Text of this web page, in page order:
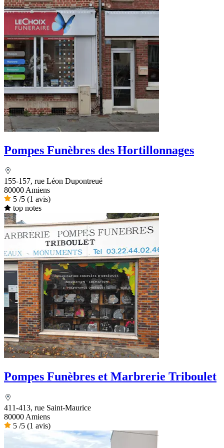
Pompes Funèbres des Hortillonnages
155-157, rue Léon Dupontreué
80000 Amiens
5 /5 (1 avis)
top notes
Pompes Funèbres et Marbrerie Triboulet
411-413, rue Saint-Maurice
80000 Amiens
5 /5 (1 avis)